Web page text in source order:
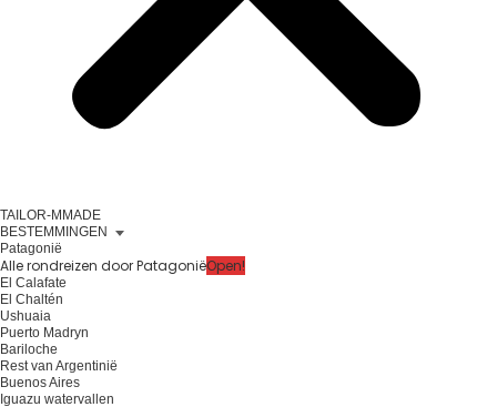
TAILOR-MMADE
BESTEMMINGEN
Patagonië
Alle rondreizen door PatagoniëOpen!
El Calafate
El Chaltén
Ushuaia
Puerto Madryn
Bariloche
Rest van Argentinië
Buenos Aires
Iguazu watervallen